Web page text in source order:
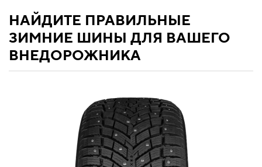
НАЙДИТЕ ПРАВИЛЬНЫЕ
ЗИМНИЕ ШИНЫ ДЛЯ ВАШЕГО
ВНЕДОРОЖНИКА